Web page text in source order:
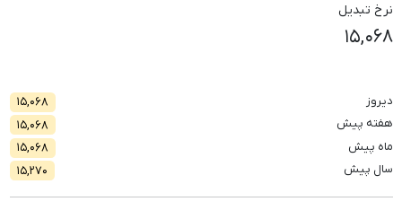
نرخ تبدیل
۱۵,۰۶۸
دیروز
۱۵,۰۶۸
هفته پیش
۱۵,۰۶۸
ماه پیش
۱۵,۰۶۸
سال پیش
۱۵,۲۷۰